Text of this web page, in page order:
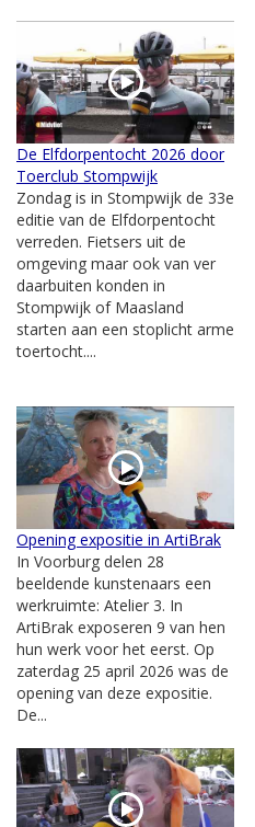
De Elfdorpentocht 2026 door
Toerclub Stompwijk
Zondag is in Stompwijk de 33e
editie van de Elfdorpentocht
verreden. Fietsers uit de
omgeving maar ook van ver
daarbuiten konden in
Stompwijk of Maasland
starten aan een stoplicht arme
toertocht....
Opening expositie in ArtiBrak
In Voorburg delen 28
beeldende kunstenaars een
werkruimte: Atelier 3. In
ArtiBrak exposeren 9 van hen
hun werk voor het eerst. Op
zaterdag 25 april 2026 was de
opening van deze expositie.
De...